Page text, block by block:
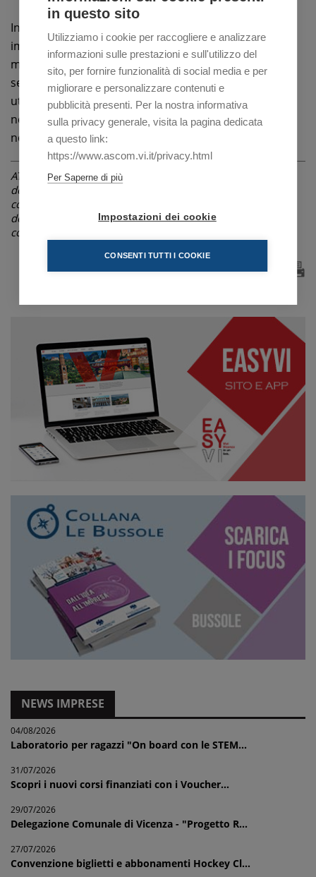
Infine gli aspetti che il consumatore ritiene più
importanti e ai quali le aziende dovrebbero prestare
maggiore attenzione per favorire la sostenibilità nel
settore turismo-viaggi sono i mezzi di trasporto
utilizzati per raggiungere la destinazione; quelli usati
nel luogo di soggiorno; i servizi di ristorazione offerti
nella località di vacanza.
ATTENZIONE: La notizia è riferita alla data di pubblicazione
dell'articolo indicata in alto, sotto il titolo. Le informazioni
contenute possono pertanto, nel corso del tempo, subire
delle variazioni non riportate in questa pagina, ma in
comunicazioni successive o non essere più attuali.
NEWS IMPRESE
04/08/2026
Laboratorio per ragazzi "On board con le STEM...
31/07/2026
Scopri i nuovi corsi finanziati con i Voucher...
29/07/2026
Delegazione Comunale di Vicenza - "Progetto R...
27/07/2026
Convenzione biglietti e abbonamenti Hockey Cl...
in questo sito
Utilizziamo i cookie per raccogliere e analizzare
informazioni sulle prestazioni e sull'utilizzo del
sito, per fornire funzionalità di social media e per
migliorare e personalizzare contenuti e
pubblicità presenti. Per la nostra informativa
sulla privacy generale, visita la pagina dedicata
a questo link:
https://www.ascom.vi.it/privacy.html
Per Saperne di più
Impostazioni dei cookie
CONSENTI TUTTI I COOKIE